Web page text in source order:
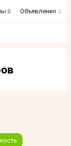
0 Объявления 3